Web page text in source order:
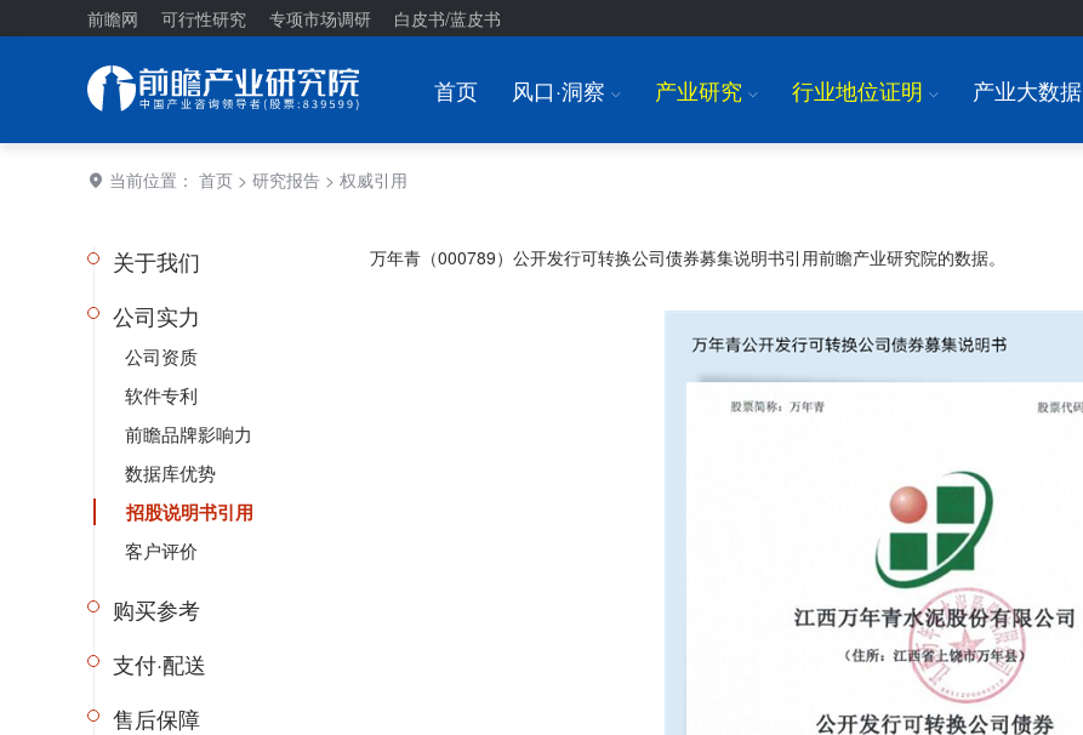
前瞻网 可行性研究 专项市场调研 白皮书/蓝皮书
首页 风口·洞察 I 产业研究 I 行业地位证明 I 产业大数据
当前位置： 首页 > 研究报告 > 权威引用
关于我们
公司实力
公司资质
软件专利
前瞻品牌影响力
数据库优势
招股说明书引用
客户评价
购买参考
支付·配送
售后保障
万年青（000789）公开发行可转换公司债券募集说明书引用前瞻产业研究院的数据。